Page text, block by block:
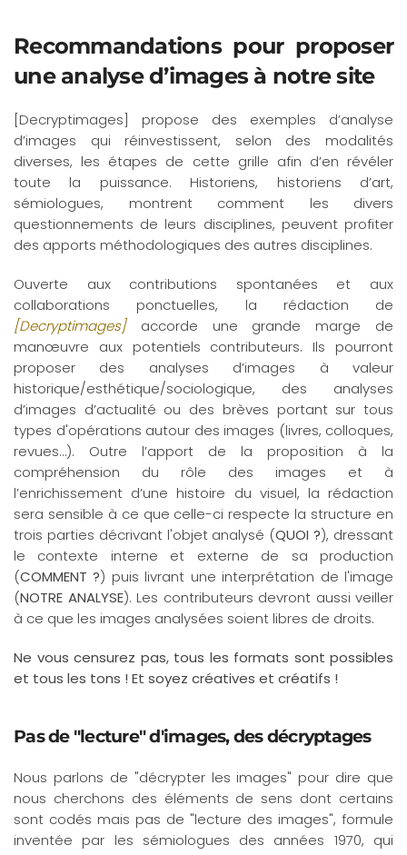
Recommandations pour proposer
une analyse d’images à notre site
[Decryptimages] propose des exemples d’analyse
d’images qui réinvestissent, selon des modalités
diverses, les étapes de cette grille afin d’en révéler
toute la puissance. Historiens, historiens d’art,
sémiologues, montrent comment les divers
questionnements de leurs disciplines, peuvent profiter
des apports méthodologiques des autres disciplines.
Ouverte aux contributions spontanées et aux
collaborations ponctuelles, la rédaction de
[Decryptimages]accorde une grande marge de
manœuvre aux potentiels contributeurs. Ils pourront
proposer des analyses d’images à valeur
historique/esthétique/sociologique, des analyses
d’images d’actualité ou des brèves portant sur tous
types d'opérations autour des images (livres, colloques,
revues…). Outre l’apport de la proposition à la
compréhension du rôle des images et à
l’enrichissement d’une histoire du visuel, la rédaction
sera sensible à ce que celle-ci respecte la structure en
trois parties décrivant l'objet analysé (QUOI ?), dressant
le contexte interne et externe de sa production
(COMMENT ?) puis livrant une interprétation de l'image
(NOTRE ANALYSE). Les contributeurs devront aussi veiller
à ce que les images analysées soient libres de droits.
Ne vous censurez pas, tous les formats sont possibles
et tous les tons ! Et soyez créatives et créatifs !
Pas de "lecture" d'images, des décryptages
Nous parlons de "décrypter les images" pour dire que
nous cherchons des éléments de sens dont certains
sont codés mais pas de "lecture des images", formule
inventée par les sémiologues des années 1970, qui